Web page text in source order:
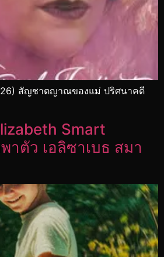
สัญชาตญาณของแม่ ปริศนาคดี
Smart
าตัว เอลิซาเบธ สมา